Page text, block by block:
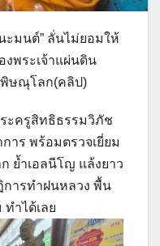
ะมนต์” ลั่นไม่ยอมให้
งพระเจ้าแผ่นดิน
พิษณุโลก(คลิป)
ะครูสิทธิธรรมวิภัช
าร พร้อมตรวจเยี่ยม
ย้ำเอลนีโญ แล้งยาว
การทำฝนหลวง พื้น
ำได้เลย